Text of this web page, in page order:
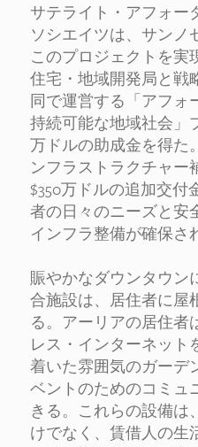
サテライト・アフォー
ソシエイツは、サンノ
このプロジェクトを実
住宅・地域開発局と戦
同で運営する「アフォ
持続可能な地域社会」
万ドルの助成金を得た
ンフラストラクチャー
$350万ドルの追加交
者の日々のニーズと安
インフラ整備が確保さ
賑やかなダウンタウン
合施設は、居住者に屋
る。アーリアの居住者
レス・インターネット
着いた雰囲気のガーデ
ベントのためのコミュ
きる。これらの設備は
けでなく、賃借人の生